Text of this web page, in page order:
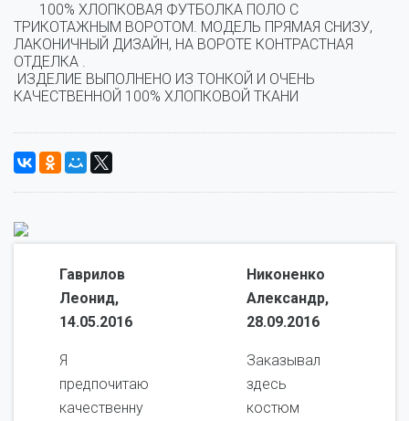
100% ХЛОПКОВАЯ ФУТБОЛКА ПОЛО С
ТРИКОТАЖНЫМ ВОРОТОМ. МОДЕЛЬ ПРЯМАЯ СНИЗУ,
ЛАКОНИЧНЫЙ ДИЗАЙН, НА ВОРОТЕ КОНТРАСТНАЯ
ОТДЕЛКА .
ИЗДЕЛИЕ ВЫПОЛНЕНО ИЗ ТОНКОЙ И ОЧЕНЬ
КАЧЕСТВЕННОЙ 100% ХЛОПКОВОЙ ТКАНИ
Гаврилов
Леонид,
14.05.2016
Я
предпочитаю
качественну
Никоненко
Александр,
28.09.2016
Заказывал
здесь
костюм